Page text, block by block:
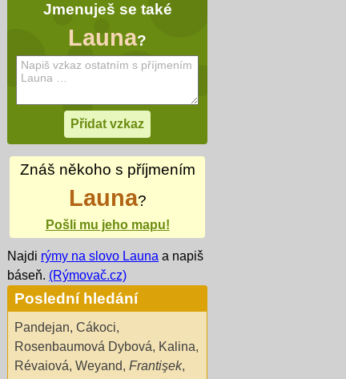
Jmenuješ se také
Launa?
Znáš někoho s příjmením
Launa?
Pošli mu jeho mapu!
Najdi rýmy na slovo Launa a napiš
báseň. (Rýmovač.cz)
Poslední hledání
Pandejan, Cákoci,
Rosenbaumová Dybová, Kalina,
Révaiová, Weyand, Frantişek,